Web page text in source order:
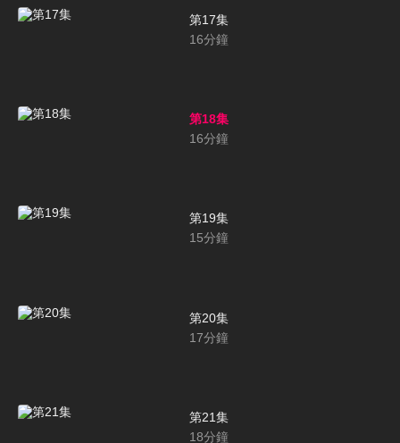
第17集
16分鐘
第18集
16分鐘
第19集
15分鐘
第20集
17分鐘
第21集
18分鐘